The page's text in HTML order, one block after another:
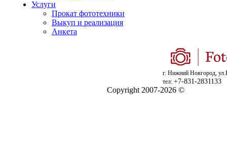
Услуги
Прокат фототехники
Выкуп и реализация
Анкета
г. Нижний Новгород,
тел: +7-831-2831133
Copyright 2007-2026 ©